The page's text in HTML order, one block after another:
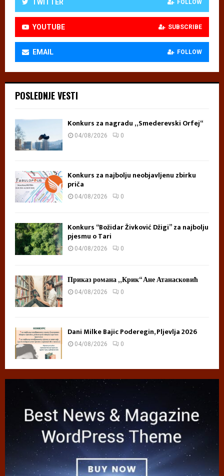
TWITTER FOLLOW
YOUTUBE SUBSCRIBE
EMAIL FOLLOW
POSLEDNJE VESTI
Konkurs za nagradu „Smederevski Orfej“
04/08/2026 0
Konkurs za najbolju neobjavljenu zbirku
priča
04/08/2026 0
Konkurs “Božidar Živković Džigi” za najbolju
pjesmu o Tari
04/08/2026 0
Приказ романа „Крик“ Ане Атанасковић
04/08/2026 0
Dani Milke Bajic Poderegin, Pljevlja 2026
04/08/2026 0